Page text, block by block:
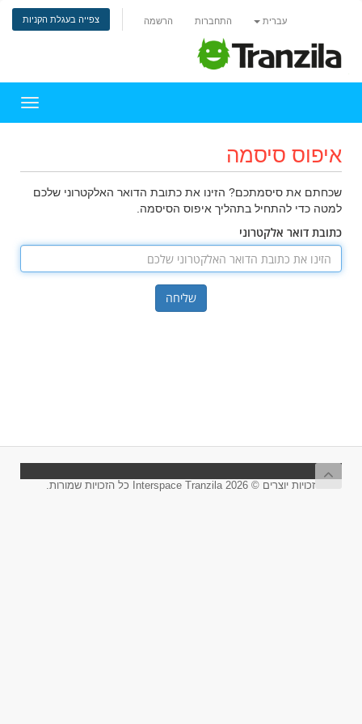
עברית התחברות הרשמה צפייה בעגלת הקניות
איפוס סיסמה
שכחתם את סיסמתכם? הזינו את כתובת הדואר האלקטרוני שלכם
למטה כדי להתחיל בתהליך איפוס הסיסמה.
כתובת דואר אלקטרוני
שליחה
זכויות יוצרים © 2026 Interspace Tranzila כל הזכויות שמורות.